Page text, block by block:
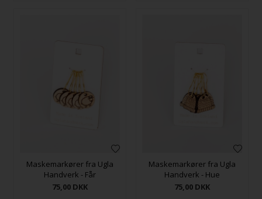
Maskemarkører fra Ugla
Handverk - Får
75,00 DKK
Maskemarkører fra Ugla
Handverk - Hue
75,00 DKK